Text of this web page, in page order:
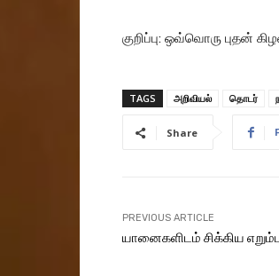
குறிப்பு: ஒவ்வொரு புதன்
TAGS அறிவியல் தொடர்
Share
PREVIOUS ARTICLE
யானைகளிடம் சிக்கிய